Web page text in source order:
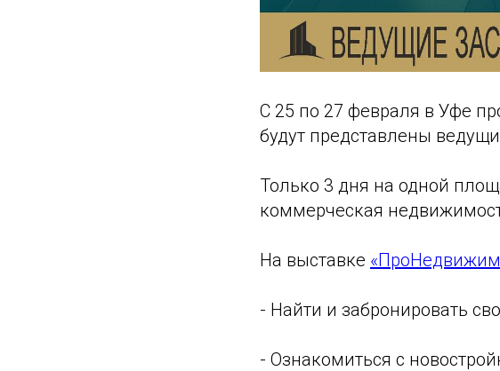
С 25 по 27 февраля в Уфе
будут представлены
Только 3 дня на одной
коммерческая
На выставке
- Найти и забронировать
- Ознакомиться с